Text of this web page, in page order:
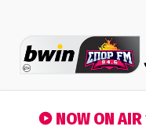
NOW ON AIR